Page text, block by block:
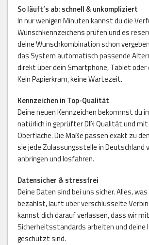
So läuft’s ab: schnell & unkompliziert
In nur wenigen Minuten kannst du die
Wunschkennzeichens prüfen und es
deine Wunschkombination schon
das System automatisch passende
direkt über dein Smartphone, Tablet oder
Kein Papierkram, keine Wartezeit.
Kennzeichen in Top-Qualität
Deine neuen Kennzeichen bekommst du
natürlich in geprüfter DIN Qualität und
Oberfläche. Die Maße passen exakt zu
sie jede Zulassungsstelle in Deutschland
anbringen und losfahren.
Datensicher & stressfrei
Deine Daten sind bei uns sicher. Alles,
bezahlst, läuft über verschlüsselte
kannst dich darauf verlassen, dass wir
Sicherheitsstandards arbeiten und deine
geschützt sind.